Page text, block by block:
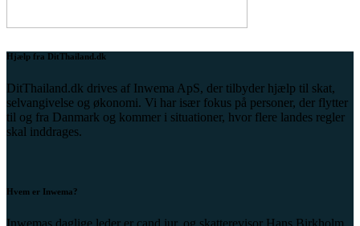
Hjælp fra DitThailand.dk
DitThailand.dk drives af Inwema ApS, der tilbyder hjælp til skat,
selvangivelse og økonomi. Vi har især fokus på personer, der flytter
til og fra Danmark og kommer i situationer, hvor flere landes regler
skal inddrages.
Hvem er Inwema?